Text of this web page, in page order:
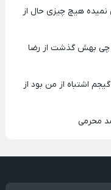
هیچ چیزی حال از
چی بهش گذشت از رضا
اشتباه از من بود از
محرمی